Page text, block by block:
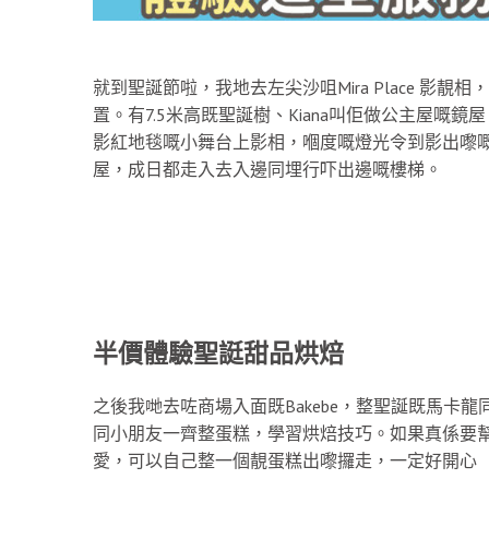
就到聖誕節啦，我地去左尖沙咀Mira Place 影靚相
置。有7.5米高既聖誕樹、Kiana叫佢做公主屋嘅鏡
影紅地毯嘅小舞台上影相，嗰度嘅燈光令到影出嚟
屋，成日都走入去入邊同埋行吓出邊嘅樓梯。
半價體驗聖誔甜品烘焙
之後我哋去咗商場入面既Bakebe，整聖誕既馬卡龍
同小朋友一齊整蛋糕，學習烘焙技巧。如果真係
愛，可以自己整一個靚蛋糕出嚟攞走，一定好開心